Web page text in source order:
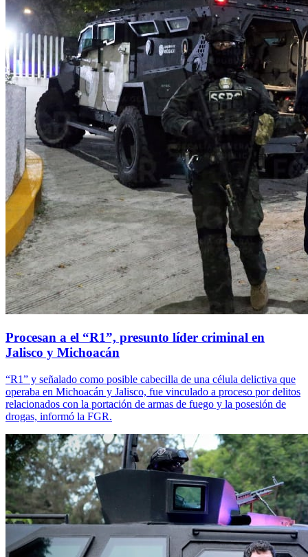
Procesan a el “R1”, presunto líder criminal en
Jalisco y Michoacán
“R1” y señalado como posible cabecilla de una célula delictiva que
operaba en Michoacán y Jalisco, fue vinculado a proceso por delitos
relacionados con la portación de armas de fuego y la posesión de
drogas, informó la FGR.